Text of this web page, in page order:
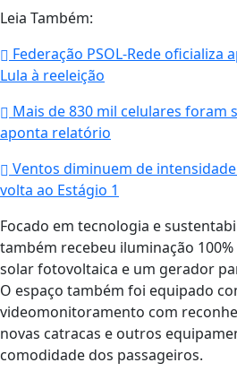
Leia Também:
Federação PSOL-Rede oficializa
Lula à reeleição
Mais de 830 mil celulares foram
aponta relatório
Ventos diminuem de
volta ao Estágio 1
Focado em tecnologia e
também recebeu iluminação 100%
solar fotovoltaica e um gerador
O espaço também foi equipado
videomonitoramento com
novas catracas e outros
comodidade dos passageiros.